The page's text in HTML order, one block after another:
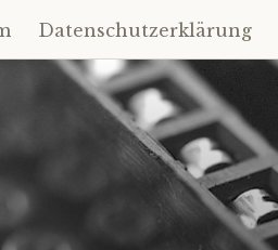
Datenschutzerklärung